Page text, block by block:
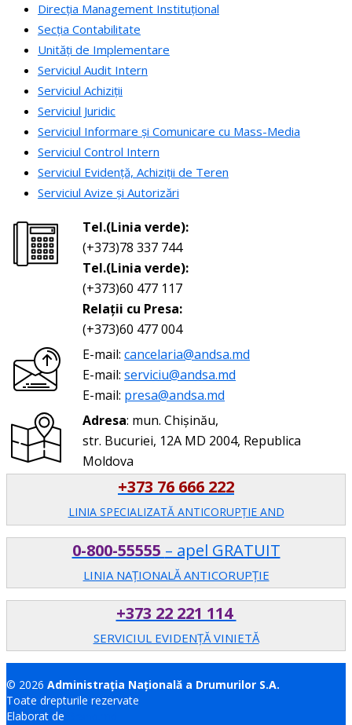
Direcția Management Instituțional
Secția Contabilitate
Unități de Implementare
Serviciul Audit Intern
Serviciul Achiziții
Serviciul Juridic
Serviciul Informare și Comunicare cu Mass-Media
Serviciul Control Intern
Serviciul Evidență, Achiziții de Teren
Serviciul Avize și Autorizări
Tel.(Linia verde):
(+373)78 337 744
Tel.(Linia verde):
(+373)60 477 117
Relații cu Presa:
(+373)60 477 004
E-mail: cancelaria@andsa.md
E-mail: serviciu@andsa.md
E-mail: presa@andsa.md
Adresa: mun. Chișinău,
str. Bucuriei, 12A MD 2004, Republica
Moldova
+373 76 666 222
LINIA SPECIALIZATĂ ANTICORUPŢIE AND
0-800-55555 – apel GRATUIT
LINIA NAȚIONALĂ ANTICORUPȚIE
+373 22 221 114
SERVICIUL EVIDENȚĂ VINIETĂ
© 2026 Administrația Națională a Drumurilor S.A.
Toate drepturile rezervate
Elaborat de